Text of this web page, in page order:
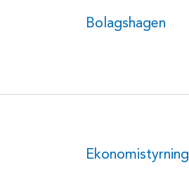
Bolagshagen
Ekonomistyrning